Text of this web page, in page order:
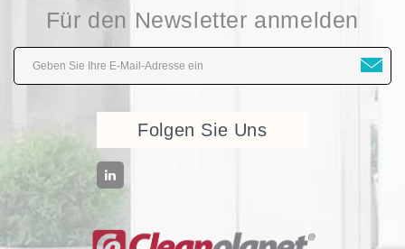
Für den Newsletter anmelden
Folgen Sie Uns